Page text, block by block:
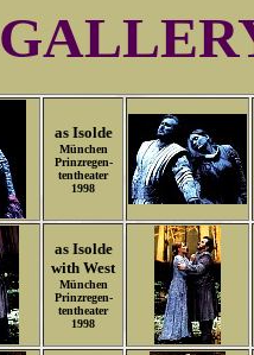
as Isolde
München
Prinzregen-
tentheater
1998
as Isolde
with West
München
Prinzregen-
tentheater
1998